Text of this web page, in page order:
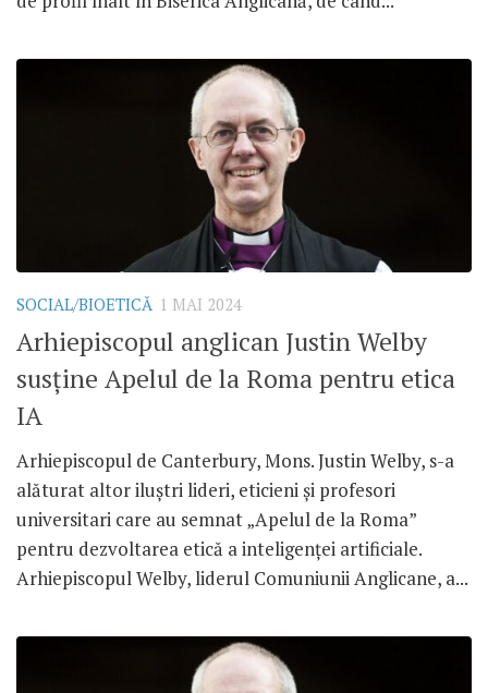
SOCIAL/BIOETICĂ 1 MAI 2024
Arhiepiscopul anglican Justin Welby
susține Apelul de la Roma pentru etica
IA
Arhiepiscopul de Canterbury, Mons. Justin Welby, s-a
alăturat altor iluștri lideri, eticieni și profesori
universitari care au semnat „Apelul de la Roma”
pentru dezvoltarea etică a inteligenței artificiale.
Arhiepiscopul Welby, liderul Comuniunii Anglicane, a...